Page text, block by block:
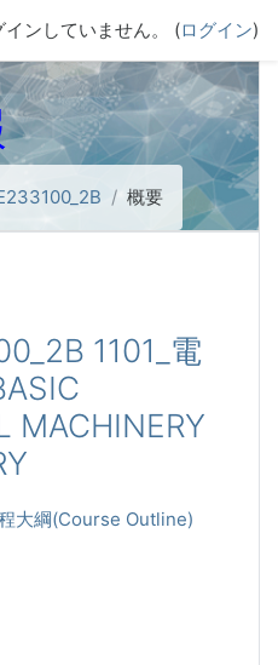
インしていません。 (ログイン)
概要
1101_電
MACHINERY
大綱(Course Outline)